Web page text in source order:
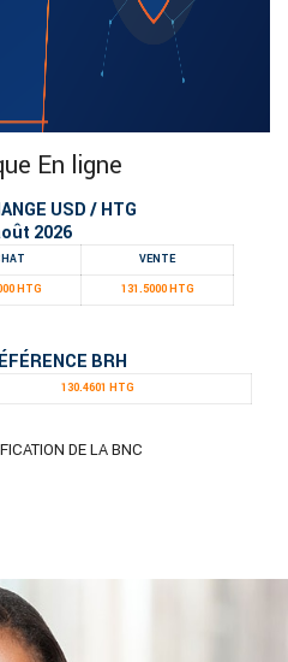
En ligne
USD / HTG
2026
VENTE
HTG 131.5000 HTG
BRH
130.4601 HTG
DE LA BNC